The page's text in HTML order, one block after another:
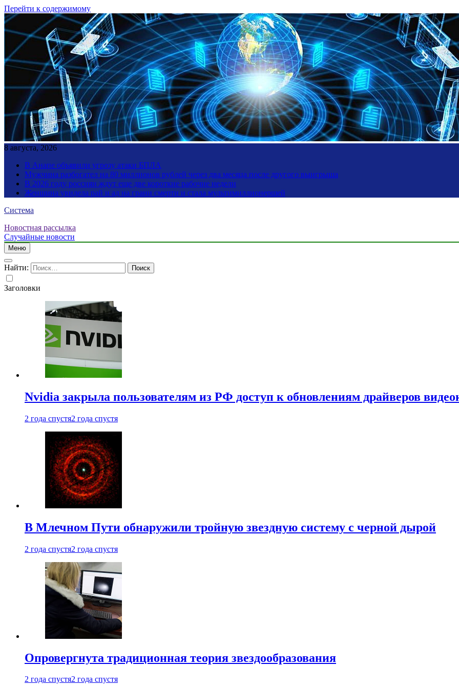
Перейти к содержимому
8 августа, 2026
В Анапе объявили угрозу атаки БПЛА
Мужчина разбогател на 80 миллионов рублей через два месяца после другого выигрыша
В 2026 году россиян ждут еще две короткие рабочие недели
Женщина увидела рай и ад на грани смерти и стала мультимиллионершей
Система
Новостная рассылка
Случайные новости
Меню
Найти:
Заголовки
Nvidia закрыла пользователям из РФ доступ к обновлениям драйверов
2 года спустя2 года спустя
В Млечном Пути обнаружили тройную звездную систему с черной дырой
2 года спустя2 года спустя
Опровергнута традиционная теория звездообразования
2 года спустя2 года спустя